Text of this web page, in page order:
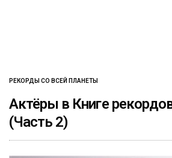
РЕКОРДЫ СО ВСЕЙ ПЛАНЕТЫ
Актёры в Книге
(Часть 2)